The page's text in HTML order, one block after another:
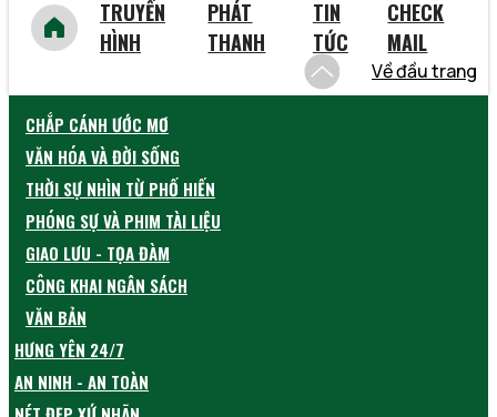
TRUYỀN
HÌNH
PHÁT
THANH
TIN
TỨC
CHECK
MAIL
Về đầu trang
CHẮP CÁNH ƯỚC MƠ
VĂN HÓA VÀ ĐỜI SỐNG
THỜI SỰ NHÌN TỪ PHỐ HIẾN
PHÓNG SỰ VÀ PHIM TÀI LIỆU
GIAO LƯU - TỌA ĐÀM
CÔNG KHAI NGÂN SÁCH
VĂN BẢN
HƯNG YÊN 24/7
AN NINH - AN TOÀN